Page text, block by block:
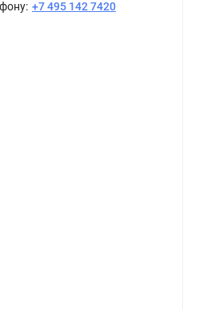
+7 495 142 7420